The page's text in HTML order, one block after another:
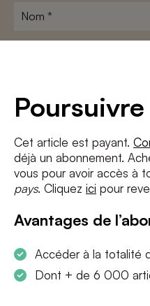
Cet article est payant.
déjà un abonnement.
vous pour avoir accès à
pays. Cliquez ici pour
Avantages de
Accéder à la totalité
Dont + de 6 000
Nom
J'accepte les termes et